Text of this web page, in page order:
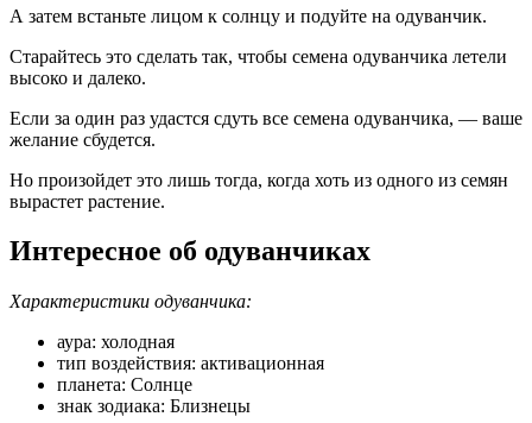
А затем встаньте лицом к солнцу и подуйте на одуванчик.
Старайтесь это сделать так, чтобы семена одуванчика летели
высоко и далеко.
Если за один раз удастся сдуть все семена одуванчика, — ваше
желание сбудется.
Но произойдет это лишь тогда, когда хоть из одного из семян
вырастет растение.
Интересное об одуванчиках
Характеристики одуванчика:
аура: холодная
тип воздействия: активационная
планета: Солнце
знак зодиака: Близнецы